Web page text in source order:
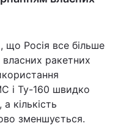
що Росія все більше
ракетних
і Ту-160 швидко
кількість
зменшується.